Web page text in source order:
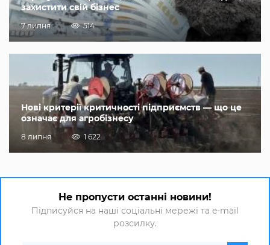
захистити свій бізнес
7 липня 514
Нові критерії критичності підприємств — що це
означає для агробізнесу
8 липня 1 622
Не пропусти останні новини!
Підписуйся на наші соціальні мережі та e-mail
розсилку.